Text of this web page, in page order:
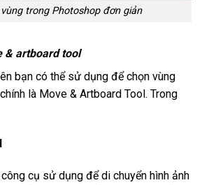
trong Photoshop đơn giản
& artboard tool
bạn có thể sử dụng để chọn vùng
là Move & Artboard Tool. Trong
cụ sử dụng để di chuyển hình ảnh